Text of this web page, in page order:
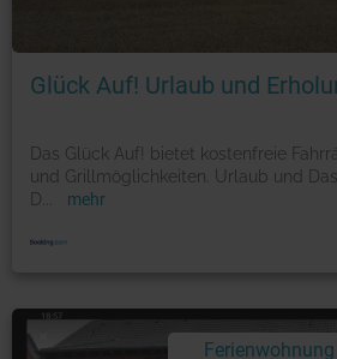
Glück Auf! Urlaub und
Das Glück Auf! bietet kostenfreie
und Grillmöglichkeiten. Urlaub und
D
mehr
Ferienwohnung